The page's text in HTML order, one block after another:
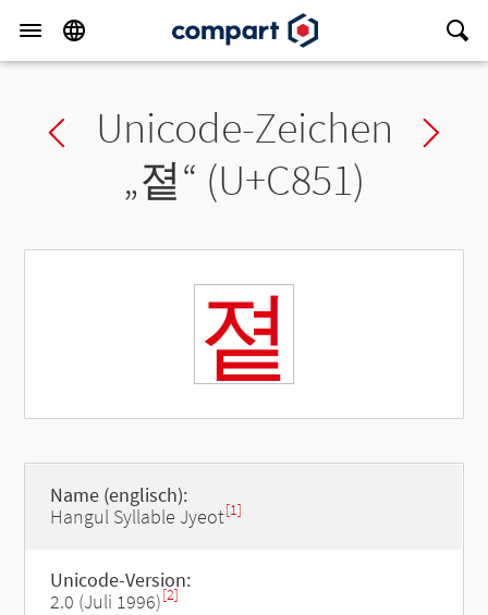
Previous char
Unicode-Zeichen
„졑“ (U+C851)
졑
Name (englisch):
Hangul Syllable Jyeot[1]
Unicode-Version:
2.0 (Juli 1996)[2]